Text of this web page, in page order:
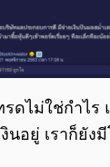
ดไม่ใช่กำไร
งินอยู่ เราก็ยัง